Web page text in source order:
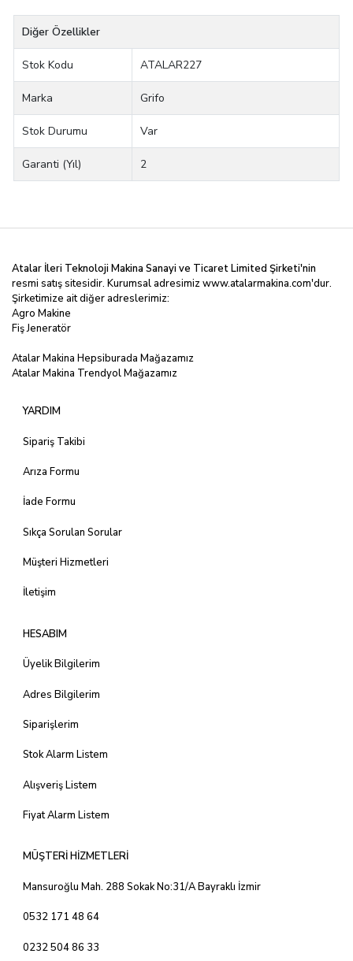
Diğer Özellikler
Stok Kodu ATALAR227
Marka Grifo
Stok Durumu Var
Garanti (Yıl) 2
Atalar İleri Teknoloji Makina Sanayi ve Ticaret Limited Şirketi'nin
resmi satış sitesidir. Kurumsal adresimizwww.atalarmakina.com'dur.
Şirketimize ait diğer adreslerimiz:
Agro Makine
Fiş Jeneratör
Atalar Makina Hepsiburada Mağazamız
Atalar Makina Trendyol Mağazamız
YARDIM
Sipariş Takibi
Arıza Formu
İade Formu
Sıkça Sorulan Sorular
Müşteri Hizmetleri
İletişim
HESABIM
Üyelik Bilgilerim
Adres Bilgilerim
Siparişlerim
Stok Alarm Listem
Alışveriş Listem
Fiyat Alarm Listem
MÜŞTERİ HİZMETLERİ
Mansuroğlu Mah. 288 Sokak No:31/A Bayraklı İzmir
0532 171 48 64
0232 504 86 33